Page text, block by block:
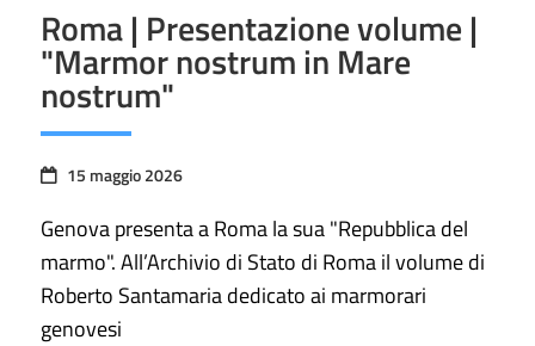
Roma | Presentazione volume |
"Marmor nostrum in Mare
nostrum"
15 maggio 2026
Genova presenta a Roma la sua "Repubblica del
marmo". All’Archivio di Stato di Roma il volume di
Roberto Santamaria dedicato ai marmorari
genovesi